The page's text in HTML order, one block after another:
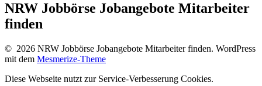
NRW Jobbörse Jobangebote Mitarbeiter
finden
© 2026 NRW Jobbörse Jobangebote Mitarbeiter finden. WordPress
mit dem Mesmerize-Theme
Diese Webseite nutzt zur Service-Verbesserung Cookies.